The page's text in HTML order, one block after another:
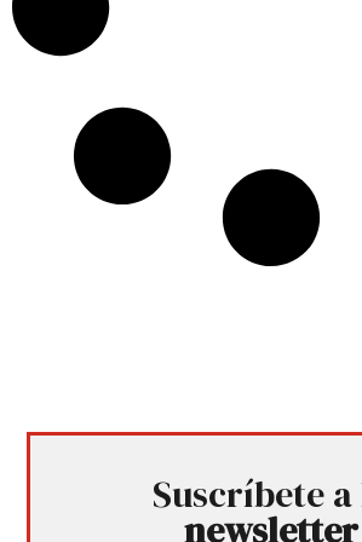
Suscríbete
newsletter